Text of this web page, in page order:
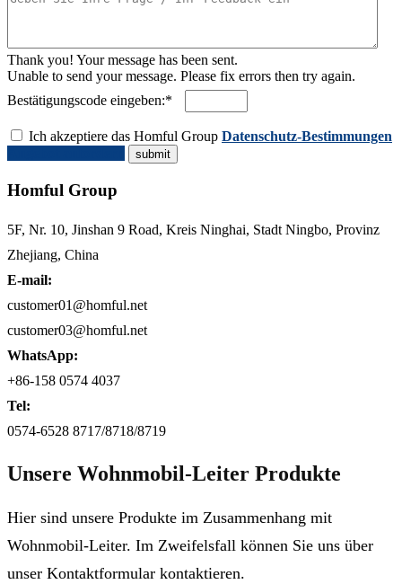
Thank you! Your message has been sent.
Unable to send your message. Please fix errors then try again.
Bestätigungscode eingeben:*
Ich akzeptiere das Homful Group Datenschutz-Bestimmungen
Homful Group
5F, Nr. 10, Jinshan 9 Road, Kreis Ninghai, Stadt Ningbo, Provinz
Zhejiang, China
E-mail:
customer01@homful.net
customer03@homful.net
WhatsApp:
+86-158 0574 4037
Tel:
0574-6528 8717/8718/8719
Unsere Wohnmobil-Leiter Produkte
Hier sind unsere Produkte im Zusammenhang mit
Wohnmobil-Leiter. Im Zweifelsfall können Sie uns über
unser Kontaktformular kontaktieren.